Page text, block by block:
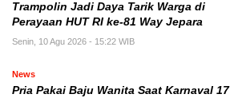
Trampolin Jadi Daya Tarik Warga di
Perayaan HUT RI ke-81 Way Jepara
Senin, 10 Agu 2026 - 15:22 WIB
News
Pria Pakai Baju Wanita Saat Karnaval 17